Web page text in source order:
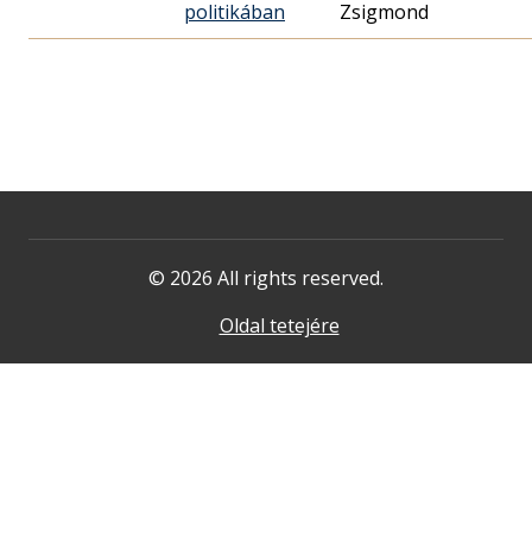
politikában Zsigmond
© 2026 All rights reserved.
Oldal tetejére